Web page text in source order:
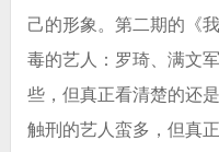
己的形象。第二期的《
毒的艺人：罗琦、满文
些，但真正看清楚的还
触刑的艺人蛮多，但真